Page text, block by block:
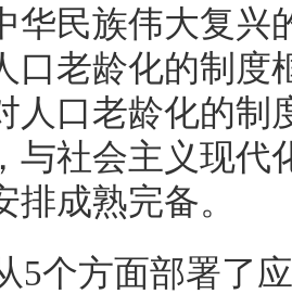
华民族伟大复兴
口老龄化的制度
人口老龄化的制
与社会主义现代
成熟完备。
5个方面部署了